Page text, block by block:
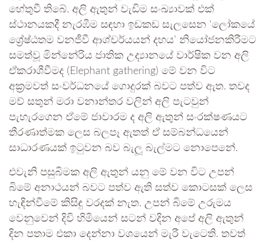
හේතුවී තිබේ. අලි ඇතුන් වැඩිම සංඛ්‍යාවක් එක්
ස්ථානයකදී නැරඹීම සඳහා ඉඩකඩ සැලසෙන ‘ලෝකයේ
ශ්‍රේෂ්ඨතම වනජීවී ආශ්චර්යයන් දහය’ නියෝජනකිරීමට
සමත්වූ මින්නේරිය ජාතික උද්‍යානයේ වාර්ෂික වන අලි
ඒකරාශීවීමද (Elephant gathering) මේ වන විට
අක්‍රමවත් සංවර්ධනයේ ගොදුරක් බවට පත්ව ඇත. තවද
මව් සතුන් මරා වනාන්තර වලින් අලි පැටවුන්
පැහැරගෙන ඒමේ ජාවාරම ද අලි ඇතුන් සංරක්ෂණයට
තීරණාත්මක ලෙස බලපෑ ඇතත් ඒ සම්බන්ධයෙන්
සාධාරණයක් ඉටුවන බව බැලූ බැල්මට නොපෙනේ.
එවැනි පසුබිමක අලි ඇතුන් යනු මේ වන විට උපන්
බිමේ අනාථයන් බවට පත්ව ඇති සත්ව කොටසක් ලෙස
හැඳින්වීමේ කිසිඳු වරදක් නැත. උපන් බිමේ උරුමය
වෙනුවෙන් දිවි හිමියෙන් සටන් වදින අපේ අලි ඇතුන්
දින පතාම එකා දෙන්නා වශයෙන් මැරී වැටෙති. තවත්